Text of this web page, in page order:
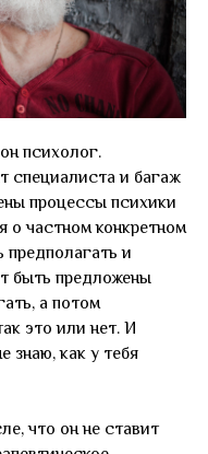
психолог.
специалиста и багаж
процессы психики
о частном конкретном
и
быть предложены
а потом
это или нет. И
знаю, как у тебя
что он не ставит